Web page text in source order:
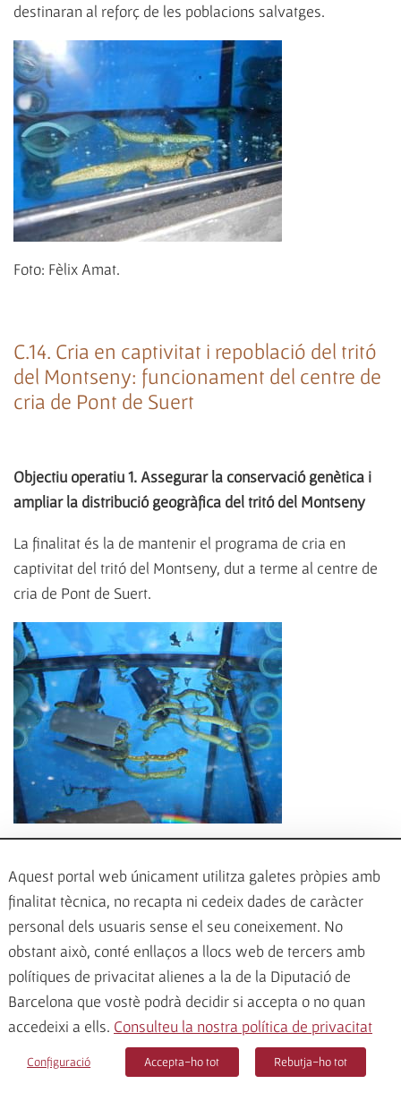
destinaran al reforç de les poblacions salvatges.
Foto: Fèlix Amat.
C.14. Cria en captivitat i repoblació del tritó
del Montseny: funcionament del centre de
cria de Pont de Suert
Objectiu operatiu 1. Assegurar la conservació genètica i
ampliar la distribució geogràfica del tritó del Montseny
La finalitat és la de mantenir el programa de cria en
captivitat del tritó del Montseny, dut a terme al centre de
cria de Pont de Suert.
C.15. Introducció del tritó del Montseny i
expansió de la seva àrea de distribució
Objectiu operatiu 1. Assegurar la conservació genètica i
ampliar la distribució geogràfica del tritó del Montseny
Aquest portal web únicament utilitza galetes pròpies amb
finalitat tècnica, no recapta ni cedeix dades de caràcter
personal dels usuaris sense el seu coneixement. No
obstant això, conté enllaços a llocs web de tercers amb
polítiques de privacitat alienes a la de la Diputació de
Barcelona que vostè podrà decidir si accepta o no quan
accedeixi a ells. Consulteu la nostra política de privacitat
Configuració Accepta-ho tot Rebutja-ho tot